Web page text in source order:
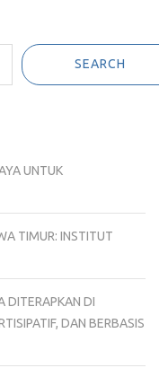
SEARCH
UNTUK
TIMUR: INSTITUT
DITERAPKAN DI
DAN BERBASIS